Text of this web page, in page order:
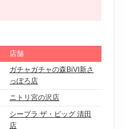
店舗
ガチャガチャの森BiVI新さ
っぽろ店
ニトリ宮の沢店
シープラ ザ・ビッグ 清田
店